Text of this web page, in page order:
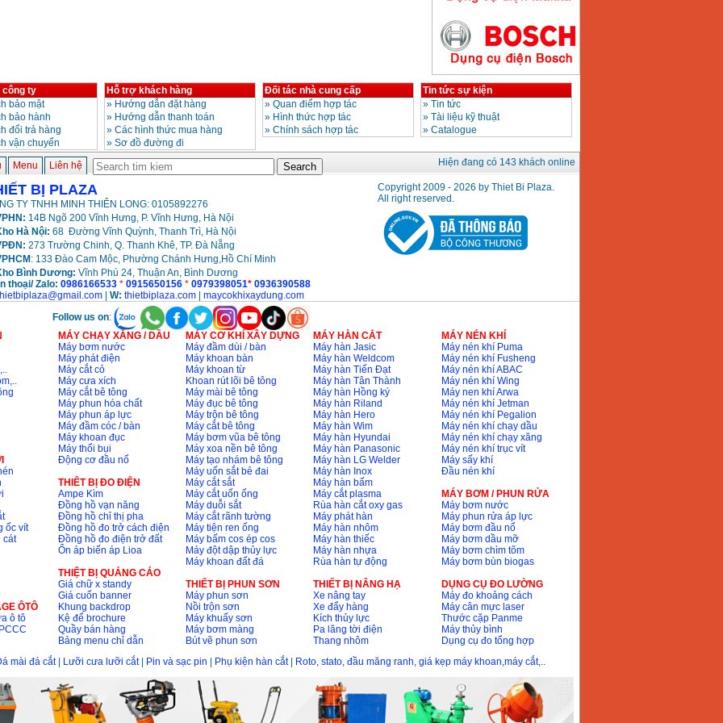
Máy hàn que điện tử
Hồng ký HK200E
Máy hàn que điện tử
Giá:2870000VND
Máy bơm nước
Koshin SEV 50X
Giá:5750000
công ty
bảo mật
bảo hành
đổi trả hàng
vận chuyển
Hỗ trợ khách hàng
» Hướng dẫn đặt hàng
» Hướng dẫn thanh toán
» Các hình thức mua hàng
» Sơ đồ đường đi
Đối tác nhà cung cấp
» Quan điểm hợp tác
» Hình thức hợp tác
» Chính sách hợp tác
Tin tức sự kiện
» Tin tức
» Tài liệu kỹ thuật
» Catalogue
Menu Liên hệ Hiện đang có 143 khách online
BỊ PLAZA
TY TNHH MINH THIÊN LONG: 0105892276
14B Ngõ 200 Vĩnh Hưng, P. Vĩnh Hưng, Hà Nội
Hà Nội: 68 Đường Vĩnh Quỳnh, Thanh Trì, Hà Nội
273 Trường Chinh, Q. Thanh Khê, TP. Đà Nẵng
: 133 Đào Cam Mộc, Phường Chánh Hưng,Hồ Chí Minh
Bình Dương: Vĩnh Phú 24, Thuận An, Bình Dương
thoại/ Zalo: 0986166533 * 0915650156* 0979398051* 0936390588
| W: thietbiplaza.com| maycokhixaydung.com
Copyright 2009 - 2026 by Thiet Bi Plaza.
All right reserved.
Follow us on:
ốc vít
cát
ÔTÔ
ô tô
MÁY CHẠY XĂNG / DẦU
Máy bơm nước
Máy phát điện
Máy cắt cỏ
Máy cưa xích
Máy cắt bê tông
Máy phun hóa chất
Máy phun áp lực
Máy đầm cóc / bàn
Máy khoan đục
Máy thổi bụi
Động cơ đầu nổ
THIÊT BỊ ĐO ĐIỆN
Ampe Kìm
Đồng hồ vạn năng
Đồng hồ chỉ thị pha
Đồng hồ đo trở cách điện
Đồng hồ đo điện trở đất
Ổn áp biến áp Lioa
THIỆT BỊ QUẢNG CÁO
Giá chữ x standy
Giá cuốn banner
Khung backdrop
Kệ để brochure
Quầy bán hàng
Bảng menu chỉ dẫn
MÁY CƠ KHÍ XÂY DỰNG
Máy đầm dùi / bàn
Máy khoan bàn
Máy khoan từ
Khoan rút lõi bê tông
Máy mài bê tông
Máy đục bê tông
Máy trộn bê tông
Máy cắt bê tông
Máy bơm vũa bê tông
Máy xoa nền bê tông
Máy tạo nhám bê tông
Máy uốn sắt bẻ đai
Máy cắt sắt
Máy cắt uốn ống
Máy duỗi sắt
Máy cắt rãnh tường
Máy tiện ren ống
Máy bấm cos ép cos
Máy đột dập thủy lực
Máy khoan đất đá
THIẾT BỊ PHUN SƠN
Máy phun sơn
Nồi trộn sơn
Máy khuấy sơn
Máy bơm màng
Bút vẽ phun sơn
MÁY HÀN CẮT
Máy hàn Jasic
Máy hàn Weldcom
Máy hàn Tiến Đạt
Máy hàn Tân Thành
Máy hàn Hồng ký
Máy hàn Riland
Máy hàn Hero
Máy hàn Wim
Máy hàn Hyundai
Máy hàn Panasonic
Máy hàn LG Welder
Máy hàn Inox
Máy hàn bấm
Máy cắt plasma
Rùa hàn cắt oxy gas
Máy phát hàn
Máy hàn nhôm
Máy hàn thiếc
Máy hàn nhựa
Rùa hàn tự động
THIẾT BỊ NÂNG HẠ
Xe nâng tay
Xe đẩy hàng
Kích thủy lực
Pa lăng tời điện
Thang nhôm
MÁY NÉN KHÍ
Máy nén khí Puma
Máy nén khí Fusheng
Máy nén khí ABAC
Máy nén khí Wing
Máy nen khí Arwa
Máy nén khí Jetman
Máy nén khí Pegalion
Máy nén khí chạy dầu
Máy nén khí chạy xăng
Máy nén khí trục vít
Máy sấy khí
Đầu nén khí
MÁY BƠM / PHUN RỬA
Máy bơm nước
Máy phun rửa áp lực
Máy bơm đầu nổ
Máy bơm dầu mỡ
Máy bơm chìm tõm
Máy bơm bùn biogas
DỤNG CỤ ĐO LƯỜNG
Máy đo khoảng cách
Máy cân mực laser
Thước cặp Panme
Máy thủy bình
Dụng cụ đo tổng hợp
mài đá cắt| Lưỡi cưa lưỡi cắt| Pin và sạc pin Phụ kiện hàn cắt| Roto, stato, đầu măng ranh, giá kẹp máy khoan,máy cắt,..